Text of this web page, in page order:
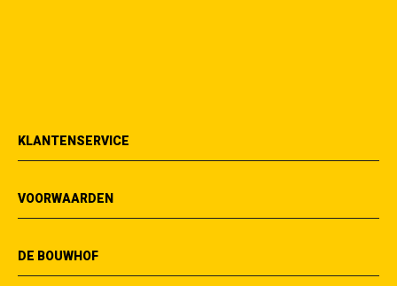
KLANTENSERVICE
VOORWAARDEN
DE BOUWHOF